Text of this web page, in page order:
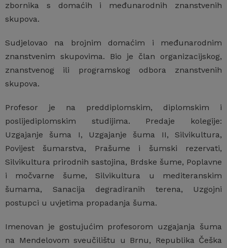
zbornika s domaćih i međunarodnih znanstvenih
skupova.
Sudjelovao na brojnim domaćim i međunarodnim
znanstvenim skupovima. Bio je član organizacijskog,
znanstvenog ili programskog odbora znanstvenih
skupova.
Profesor je na preddiplomskim, diplomskim i
poslijediplomskim studijima. Predaje kolegije:
Uzgajanje šuma I, Uzgajanje šuma II, Silvikultura,
Povijest šumarstva, Prašume i šumski rezervati,
Silvikultura prirodnih sastojina, Brdske šume, Poplavne
i močvarne šume, Silvikultura u mediteranskim
šumama, Sanacija degradiranih terena, Uzgojni
postupci u uvjetima propadanja šuma.
Imenovan je gostujućim profesorom uzgajanja šuma
na Mendelovom sveučilištu u Brnu, Republika Češka